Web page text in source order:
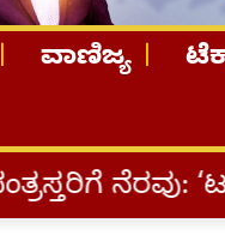
ವಾಣಿಜ್ಯ
‘ಟುಗೆದರ್ ಫಾರ್